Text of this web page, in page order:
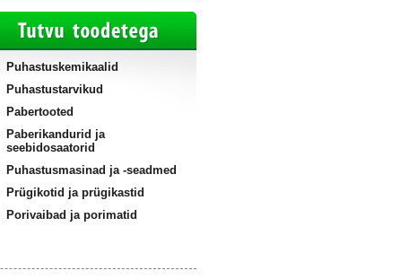
Puhastuskemikaalid
Puhastustarvikud
Pabertooted
Paberikandurid ja
seebidosaatorid
Puhastusmasinad ja -seadmed
Prügikotid ja prügikastid
Porivaibad ja porimatid